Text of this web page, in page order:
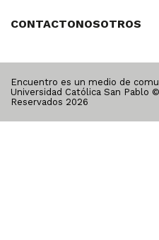
CONTACTONOSOTROS
Encuentro es un medio de
Universidad Católica San Pablo
Reservados 2026